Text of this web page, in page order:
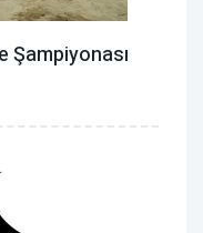
Şampiyonası